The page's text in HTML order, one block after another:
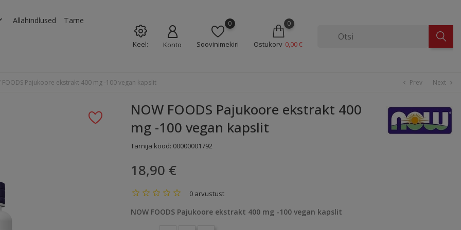
Allahindlused Tarne
Keel: Konto
0
Soovinimekiri
0
Ostukorv 0,00 €
FOODS Pajukoore ekstrakt 400 mg -100 vegan kapslit chevron_left Prev Next chevron_right
NOW FOODS Pajukoore ekstrakt 400
mg -100 vegan kapslit
Tarnija kood: 00000001792
18,90 €
0 arvustust
NOW FOODS Pajukoore ekstrakt 400 mg -100 vegan kapslit